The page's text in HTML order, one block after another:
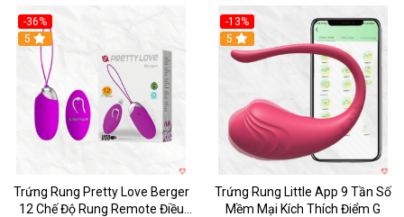
-36%
5
Trứng Rung Pretty Love Berger
12 Chế Độ Rung Remote Điều
-13%
Hot
5
Trứng Rung Little App 9 Tần Số
Mềm Mại Kích Thích Điểm G